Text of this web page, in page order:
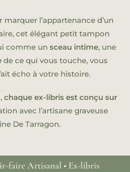
l’appartenance d’un
cet élégant petit tampon
comme un sceau intime, une
de ce qui vous touche, vous
écho à votre histoire.
chaque ex-libris est conçu sur
avec l’artisane graveuse
De Tarragon.
faire Artisanal • Ex-libris